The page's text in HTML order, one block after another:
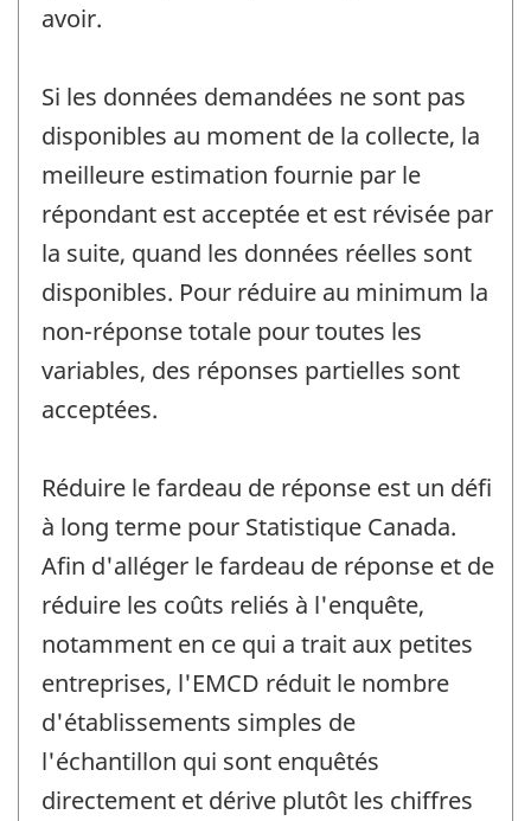
avoir.
Si les données demandées ne sont pas
disponibles au moment de la collecte, la
meilleure estimation fournie par le
répondant est acceptée et est révisée par
la suite, quand les données réelles sont
disponibles. Pour réduire au minimum la
non-réponse totale pour toutes les
variables, des réponses partielles sont
acceptées.
Réduire le fardeau de réponse est un défi
à long terme pour Statistique Canada.
Afin d'alléger le fardeau de réponse et de
réduire les coûts reliés à l'enquête,
notamment en ce qui a trait aux petites
entreprises, l'EMCD réduit le nombre
d'établissements simples de
l'échantillon qui sont enquêtés
directement et dérive plutôt les chiffres